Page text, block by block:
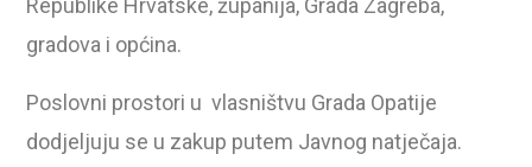
Republike Hrvatske, županija, Grada Zagreba,
gradova i općina.
Poslovni prostori u vlasništvu Grada Opatije
dodjeljuju se u zakup putem Javnog natječaja.